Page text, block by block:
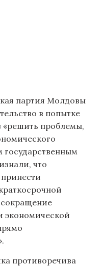
партия Молдовы
в попытке
«решить проблемы,
что
сокращение
экономической
противоречива